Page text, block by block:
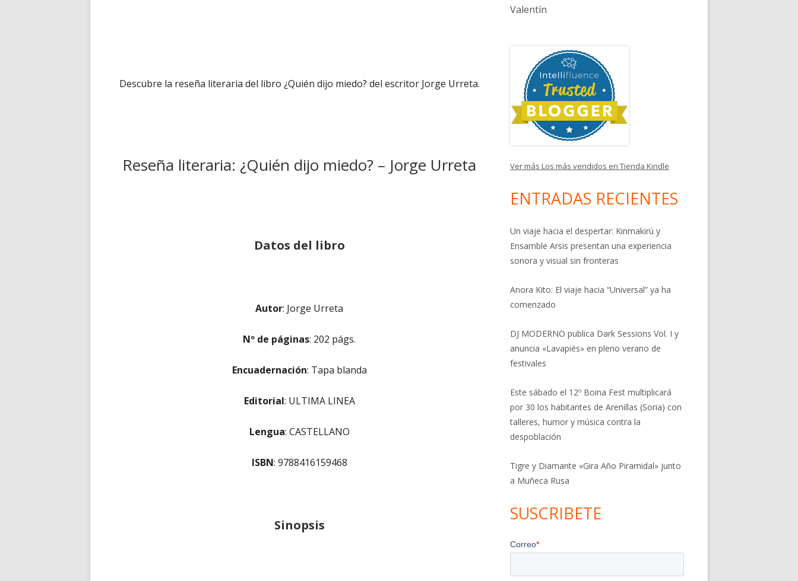
Descubre la reseña literaria del libro ¿Quién dijo miedo? del escritor Jorge Urreta.
Reseña literaria: ¿Quién dijo miedo? – Jorge Urreta
Datos del libro
Autor: Jorge Urreta
Nº de páginas: 202 págs.
Encuadernación: Tapa blanda
Editorial: ULTIMA LINEA
Lengua: CASTELLANO
ISBN: 9788416159468
Sinopsis
Valentín
Ver más Los más vendidos en Tienda Kindle
ENTRADAS RECIENTES
Un viaje hacia el despertar: Kinmakirú y
Ensamble Arsis presentan una experiencia
sonora y visual sin fronteras
Anora Kito: El viaje hacia “Universal” ya ha
comenzado
DJ MODERNO publica Dark Sessions Vol. I y
anuncia «Lavapiés» en pleno verano de
festivales
Este sábado el 12º Boina Fest multiplicará
por 30 los habitantes de Arenillas (Soria) con
talleres, humor y música contra la
despoblación
Tigre y Diamante «Gira Año Piramidal» junto
a Muñeca Rusa
SUSCRIBETE